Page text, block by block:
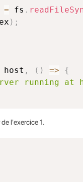
= fs .
) ;
host , ( ) =>
{
running
l'exercice 1.